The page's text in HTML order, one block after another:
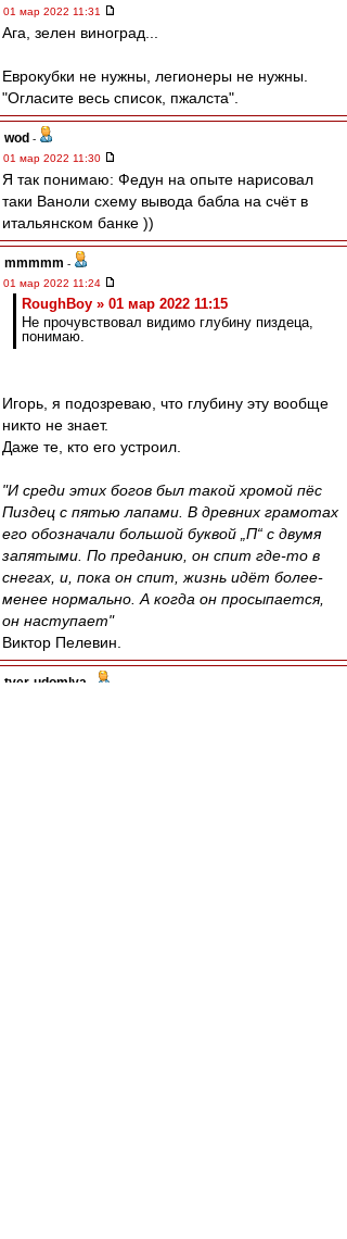
01 мар 2022 11:31
Ага, зелен виноград...
Еврокубки не нужны, легионеры не нужны.
"Огласите весь список, пжалста".
wod -
01 мар 2022 11:30
Я так понимаю: Федун на опыте нарисовал
таки Ваноли схему вывода бабла на счёт в
итальянском банке ))
mmmmm -
01 мар 2022 11:24
RoughBoy » 01 мар 2022 11:15
Не прочувствовал видимо глубину пиздеца,
понимаю.
Игорь, я подозреваю, что глубину эту вообще
никто не знает.
Даже те, кто его устроил.
"И среди этих богов был такой хромой пёс
Пиздец с пятью лапами. В древних грамотах
его обозначали большой буквой „П“ с двумя
запятыми. По преданию, он спит где-то в
снегах, и, пока он спит, жизнь идёт более-
менее нормально. А когда он просыпается,
он наступает"
Виктор Пелевин.
tver-udomlya